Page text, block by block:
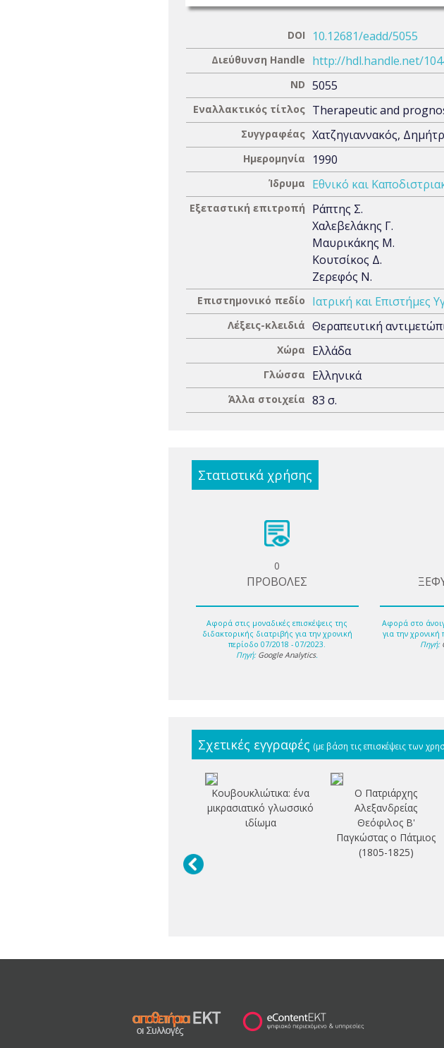
DOI 10.12681/eadd/5055
Διεύθυνση Handle http://hdl.handle.net/
ND 5055
Εναλλακτικός τίτλος Therapeutic and
Συγγραφέας Χατζηγιαννακός,
Ημερομηνία 1990
Ίδρυμα Εθνικό και
Εξεταστική επιτροπή
Ράπτης Σ.
Χαλεβελάκης Γ.
Μαυρικάκης Μ.
Κουτσίκος Δ.
Ζερεφός Ν.
Επιστημονικό πεδίο Ιατρική και Επιστήμες
Λέξεις-κλειδιά Θεραπευτική
Χώρα Ελλάδα
Γλώσσα Ελληνικά
Άλλα στοιχεία 83 σ.
Στατιστικά χρήσης
0
ΠΡΟΒΟΛΕΣ
Αφορά στις μοναδικές επισκέψεις της
διδακτορικής διατριβής για την χρονική
περίοδο 07/2018 - 07/2023.
Πηγή: Google Analytics.
Αφορά στο
για την
Πηγή:
Σχετικές εγγραφές (με βάση τις επισκέψεις των
Κουβουκλιώτικα: ένα
μικρασιατικό γλωσσικό
ιδίωμα
Ο Πατριάρχης
Αλεξανδρείας
Θεόφιλος Β'
Παγκώστας ο Πάτμιος
(1805-1825)